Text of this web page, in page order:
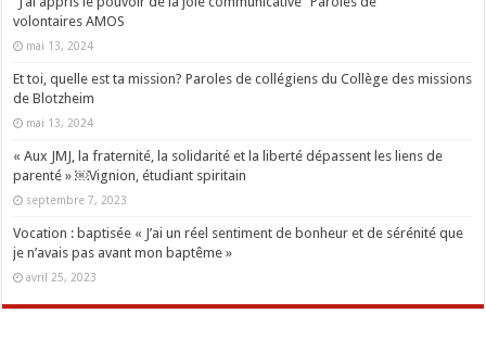
volontaires AMOS
mai 13, 2024
Et toi, quelle est ta mission? Paroles de collégiens du Collège des missions
de Blotzheim
mai 13, 2024
« Aux JMJ, la fraternité, la solidarité et la liberté dépassent les liens de
parenté » ￼Vignion, étudiant spiritain
septembre 7, 2023
Vocation : baptisée « J’ai un réel sentiment de bonheur et de sérénité que
je n’avais pas avant mon baptême »
avril 25, 2023